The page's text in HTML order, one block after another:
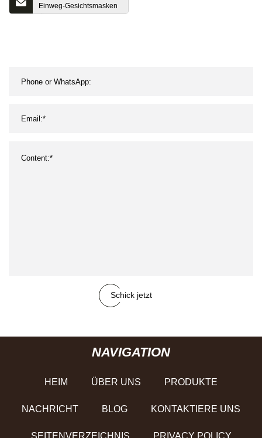
Einweg-Gesichtsmasken
für den Großhandel
Schick jetzt
NAVIGATION
HEIM ÜBER UNS PRODUKTE
NACHRICHT BLOG KONTAKTIERE UNS
SEITENVERZEICHNIS PRIVACY POLICY